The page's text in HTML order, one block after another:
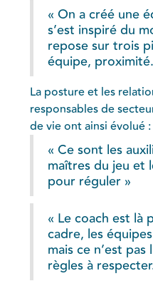
« On a créé une
s’est inspiré du
repose sur trois
équipe,
La posture et les
responsables de
de vie ont ainsi évolué :
« Ce sont les
maîtres du jeu et
pour réguler »
« Le coach est là
cadre, les
mais ce n’est pas
règles à